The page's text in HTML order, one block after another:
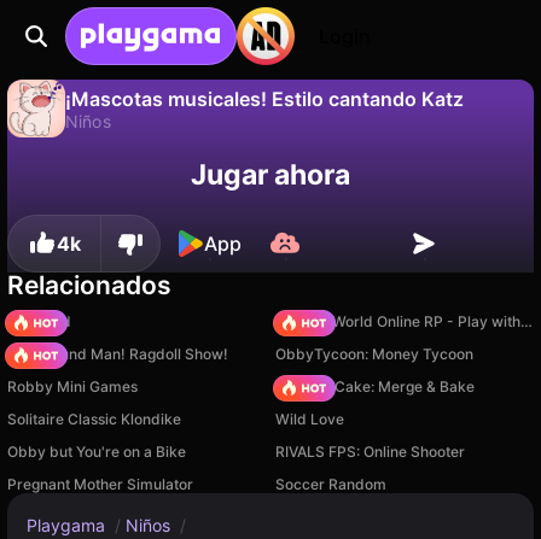
¡Mascotas musicales! Estilo cantando Katz
Niños
¡Guarda el progreso!Jugar ahora
4k App
Relacionados
TB World
Sprunki World Online RP - Play with Friends!
Playground Man! Ragdoll Show!
ObbyTycoon: Money Tycoon
Robby Mini Games
Piece of Cake: Merge & Bake
Solitaire Classic Klondike
Wild Love
Obby but You're on a Bike
RIVALS FPS: Online Shooter
Pregnant Mother Simulator
Soccer Random
Playgama / Niños /